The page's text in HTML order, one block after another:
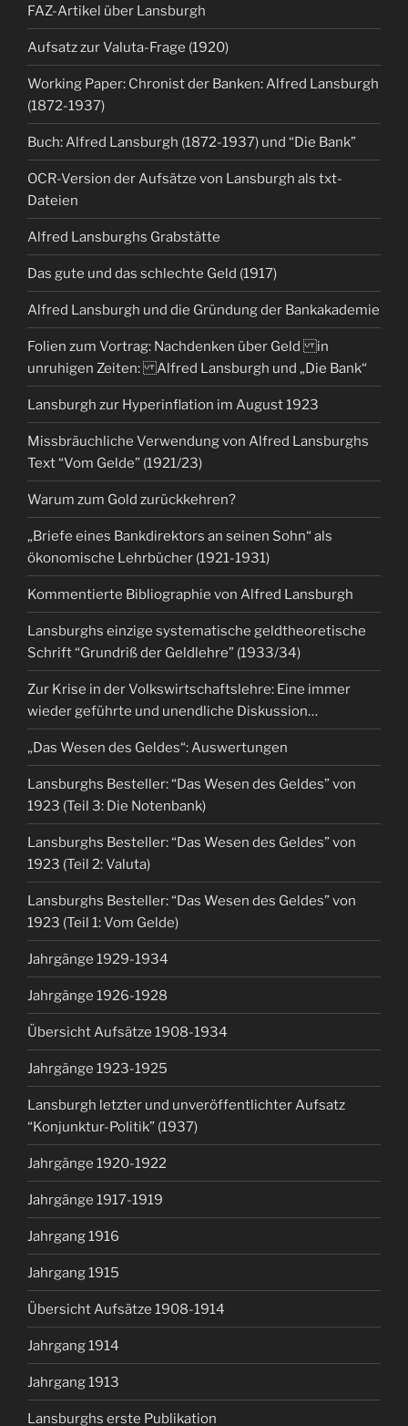
FAZ-Artikel über Lansburgh
Aufsatz zur Valuta-Frage (1920)
Working Paper: Chronist der Banken: Alfred Lansburgh
(1872-1937)
Buch: Alfred Lansburgh (1872-1937) und “Die Bank”
OCR-Version der Aufsätze von Lansburgh als txt-
Dateien
Alfred Lansburghs Grabstätte
Das gute und das schlechte Geld (1917)
Alfred Lansburgh und die Gründung der Bankakademie
Folien zum Vortrag: Nachdenken über Geld in
unruhigen Zeiten: Alfred Lansburgh und „Die Bank“
Lansburgh zur Hyperinflation im August 1923
Missbräuchliche Verwendung von Alfred Lansburghs
Text “Vom Gelde” (1921/23)
Warum zum Gold zurückkehren?
„Briefe eines Bankdirektors an seinen Sohn“ als
ökonomische Lehrbücher (1921-1931)
Kommentierte Bibliographie von Alfred Lansburgh
Lansburghs einzige systematische geldtheoretische
Schrift “Grundriß der Geldlehre” (1933/34)
Zur Krise in der Volkswirtschaftslehre: Eine immer
wieder geführte und unendliche Diskussion…
„Das Wesen des Geldes“: Auswertungen
Lansburghs Besteller: “Das Wesen des Geldes” von
1923 (Teil 3: Die Notenbank)
Lansburghs Besteller: “Das Wesen des Geldes” von
1923 (Teil 2: Valuta)
Lansburghs Besteller: “Das Wesen des Geldes” von
1923 (Teil 1: Vom Gelde)
Jahrgänge 1929-1934
Jahrgänge 1926-1928
Übersicht Aufsätze 1908-1934
Jahrgänge 1923-1925
Lansburgh letzter und unveröffentlichter Aufsatz
“Konjunktur-Politik” (1937)
Jahrgänge 1920-1922
Jahrgänge 1917-1919
Jahrgang 1916
Jahrgang 1915
Übersicht Aufsätze 1908-1914
Jahrgang 1914
Jahrgang 1913
Lansburghs erste Publikation